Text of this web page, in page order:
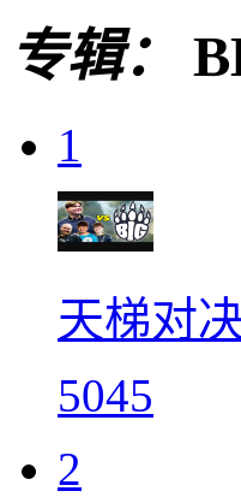
专辑：
1
天梯对
5045
2